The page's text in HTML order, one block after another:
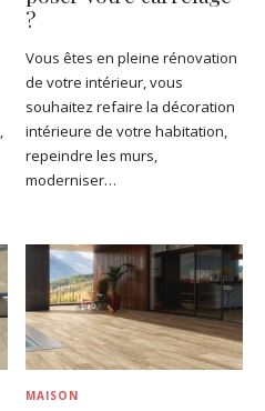
?
Vous êtes en pleine rénovation
de votre intérieur, vous
souhaitez refaire la décoration
intérieure de votre habitation,
repeindre les murs,
moderniser…
MAISON